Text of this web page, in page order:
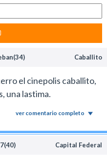
Caballito
el cinepolis caballito,
una lastima.
ver comentario completo
Capital Federal